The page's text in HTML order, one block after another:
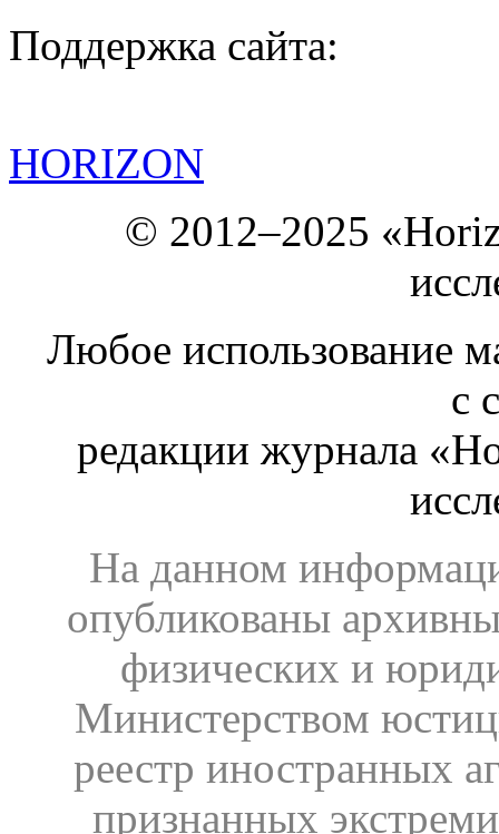
Поддержка сайта:
HORIZON
© 2012–2025
Любое использование
с
редакции журнала
На данном
опубликованы
физических и
Министерством
реестр иностранных
признанных